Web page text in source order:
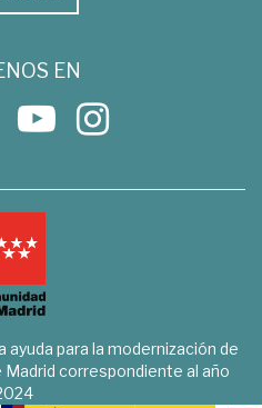
EN
ayuda para la modernización de
Madrid correspondiente al año